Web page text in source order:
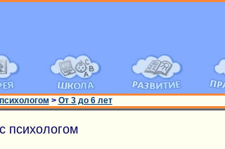
> От 3 до 6 лет
психологом